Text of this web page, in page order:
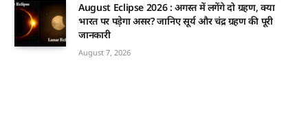
August Eclipse 2026 : अगस्त में लगेंगे दो ग्रहण, क्या
भारत पर पड़ेगा असर? जानिए सूर्य और चंद्र ग्रहण की पूरी
जानकारी
August 7, 2026